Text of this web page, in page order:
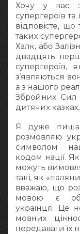
Хочу у вас
супергероїв
відповісте, що
таких
Халк, або
двадцять
супергероїв,
з’являються
а з нашого
Збройних Сил
дитячих
Я дуже
розмовляю
символом
кодом нації.
можуть
такі, як
вважаю, що
мовою є
українця. Це
мовних
передавати їх